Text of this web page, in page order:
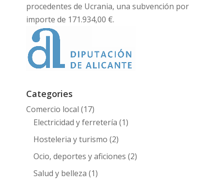
procedentes de Ucrania, una subvención por
importe de 171.934,00 €.
Categories
Comercio local (17)
Electricidad y ferretería (1)
Hosteleria y turismo (2)
Ocio, deportes y aficiones (2)
Salud y belleza (1)